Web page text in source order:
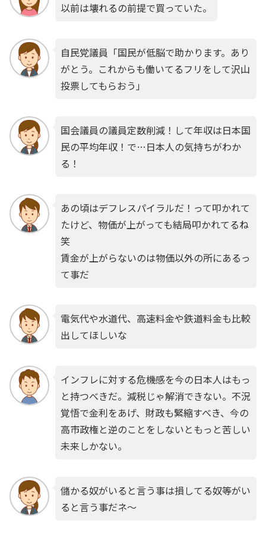
以前は壊れるの前提で買っていた。
自民党議員「国民が低脳で助かります。あり
がとう。これからも働いてるフリをして沢山
投票してもらおう」
国会議員の議員定数削減！して年収は日本国
民の平均年収！で…日本人の気持ちがわか
る！
あの頃はデフレスパイラルだ！って叩かれて
たけど、物価が上がっても結局叩かれてるね
笑
賃金が上がらないのは物価以外の所にあるっ
て事だ
電気代や水道代、高速料金や鉄道料金も比較
出してほしいな
インフレに対する危機感を今の日本人はもっ
と持つべきだ。減税じゃ解消できない。不況
覚悟で金利をあげ、財政も緊縮すべき、今の
高市政権と逆のことをしないともっと苦しい
未来しかない。
儲かる奴がいると言う事は損してる奴等がい
ると言う事だネ〜